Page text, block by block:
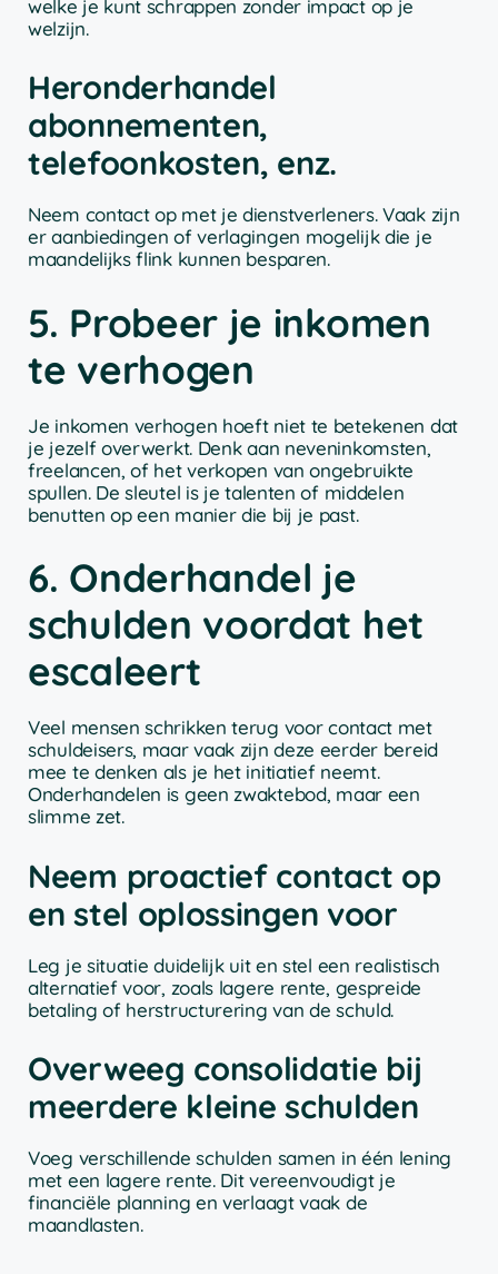
welke je kunt schrappen zonder impact op je
welzijn.
Heronderhandel
abonnementen,
telefoonkosten, enz.
Neem contact op met je dienstverleners. Vaak zijn
er aanbiedingen of verlagingen mogelijk die je
maandelijks flink kunnen besparen.
5. Probeer je inkomen
te verhogen
Je inkomen verhogen hoeft niet te betekenen dat
je jezelf overwerkt. Denk aan neveninkomsten,
freelancen, of het verkopen van ongebruikte
spullen. De sleutel is je talenten of middelen
benutten op een manier die bij je past.
6. Onderhandel je
schulden voordat het
escaleert
Veel mensen schrikken terug voor contact met
schuldeisers, maar vaak zijn deze eerder bereid
mee te denken als je het initiatief neemt.
Onderhandelen is geen zwaktebod, maar een
slimme zet.
Neem proactief contact op
en stel oplossingen voor
Leg je situatie duidelijk uit en stel een realistisch
alternatief voor, zoals lagere rente, gespreide
betaling of herstructurering van de schuld.
Overweeg consolidatie bij
meerdere kleine schulden
Voeg verschillende schulden samen in één lening
met een lagere rente. Dit vereenvoudigt je
financiële planning en verlaagt vaak de
maandlasten.